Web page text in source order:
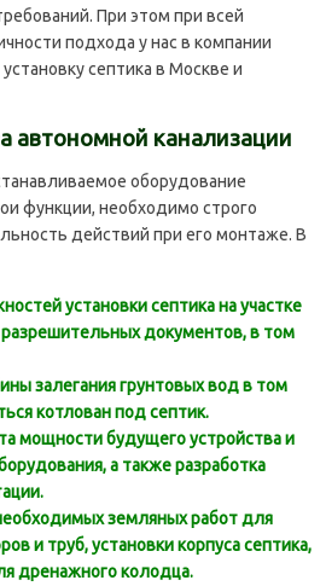
При этом при всей
подхода у нас в компании
септика в Москве и
автономной канализации
оборудование
функции, необходимо строго
действий при его монтаже. В
установки септика на участке
документов, в том
залегания грунтовых вод в том
котлован под септик.
мощности будущего устройства и
а также разработка
земляных работ для
и труб, установки корпуса септика,
дренажного колодца.